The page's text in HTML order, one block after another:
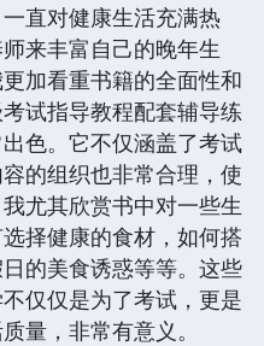
直对健康生活充满热
来丰富自己的晚年生
加看重书籍的全面性和
试指导教程配套辅导练
色。它不仅涵盖了考试
的组织也非常合理，使
尤其欣赏书中对一些生
择健康的食材，如何搭
的美食诱惑等等。这些
仅仅是为了考试，更是
量，非常有意义。